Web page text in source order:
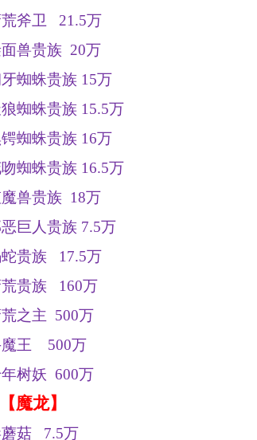
斧卫
21.5万
兽贵族 20万
蜘蛛贵族 15万
蜘蛛贵族 15.5万
蜘蛛贵族 16万
蜘蛛贵族 16.5万
兽贵族 18万
巨人贵族 7.5万
贵族 17.5万
贵族 160万
之主 500万
王 500万
树妖 600万
【魔龙】
菇 7.5万